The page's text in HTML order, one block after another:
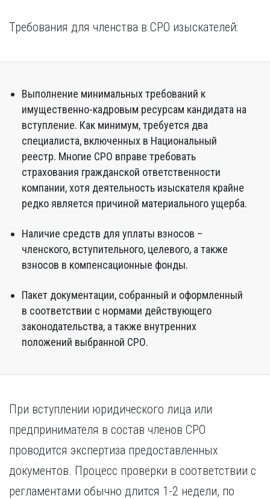
Требования для членства в СРО изыскателей:
Выполнение минимальных требований к
имущественно-кадровым ресурсам кандидата на
вступление. Как минимум, требуется два
специалиста, включенных в Национальный
реестр. Многие СРО вправе требовать
страхования гражданской ответственности
компании, хотя деятельность изыскателя крайне
редко является причиной материального ущерба.
Наличие средств для уплаты взносов –
членского, вступительного, целевого, а также
взносов в компенсационные фонды.
Пакет документации, собранный и оформленный
в соответствии с нормами действующего
законодательства, а также внутренних
положений выбранной СРО.
При вступлении юридического лица или
предпринимателя в состав членов СРО
проводится экспертиза предоставленных
документов. Процесс проверки в соответствии с
регламентами обычно длится 1-2 недели, по